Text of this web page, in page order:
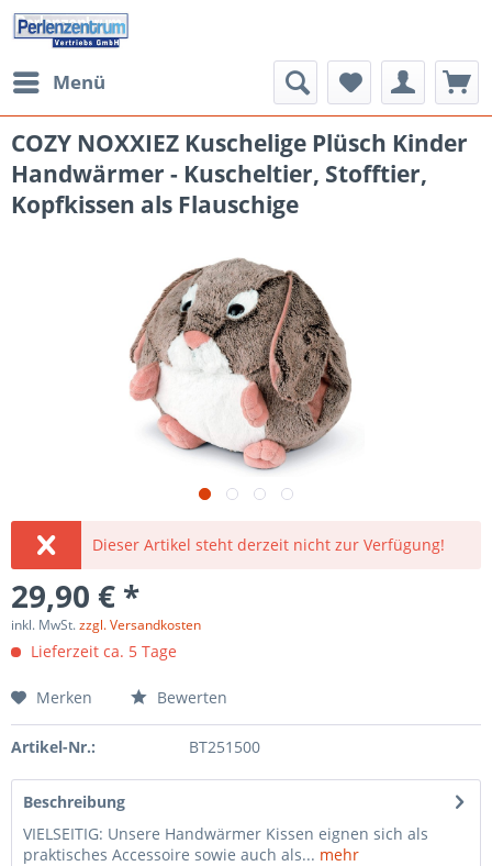
Menü
COZY NOXXIEZ Kuschelige Plüsch Kinder
Handwärmer - Kuscheltier, Stofftier,
Kopfkissen als Flauschige
Dieser Artikel steht derzeit nicht zur Verfügung!
29,90 € *
inkl. MwSt.zzgl. Versandkosten
Lieferzeit ca. 5 Tage
Merken Bewerten
Artikel-Nr.: BT251500
Beschreibung
VIELSEITIG: Unsere Handwärmer Kissen eignen sich als
praktisches Accessoire sowie auch als... mehr